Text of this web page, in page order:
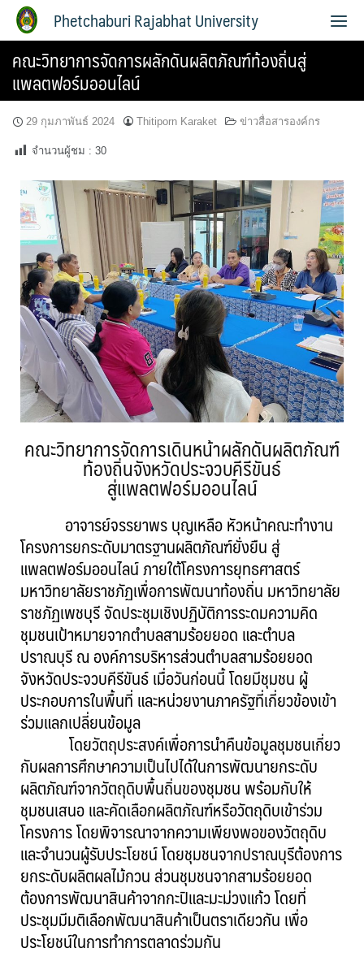
Phetchaburi Rajabhat University
คณะวิทยาการจัดการผลักดันผลิตภัณฑ์ท้องถิ่นสู่
แพลตฟอร์มออนไลน์
29 กุมภาพันธ์ 2024 Thitiporn Karaket ข่าวสื่อสารองค์กร
จำนวนผู้ชม : 30
คณะวิทยาการจัดการเดินหน้าผลักดันผลิตภัณฑ์
ท้องถิ่นจังหวัดประจวบคีรีขันธ์
สู่แพลตฟอร์มออนไลน์
อาจารย์จรรยาพร บุญเหลือ หัวหน้าคณะทำงาน
โครงการยกระดับมาตรฐานผลิตภัณฑ์ยั่งยืน สู่
แพลตฟอร์มออนไลน์ ภายใต้โครงการยุทธศาสตร์
มหาวิทยาลัยราชภัฏเพื่อการพัฒนาท้องถิ่น มหาวิทยาลัย
ราชภัฏเพชบุรี จัดประชุมเชิงปฏิบัติการระดมความคิด
ชุมชนเป้าหมายจากตำบลสามร้อยยอด และตำบล
ปราณบุรี ณ องค์การบริหารส่วนตำบลสามร้อยยอด
จังหวัดประจวบคีรีขันธ์ เมื่อวันก่อนนี้ โดยมีชุมชน ผู้
ประกอบการในพื้นที่ และหน่วยงานภาครัฐที่เกี่ยวข้องเข้า
ร่วมแลกเปลี่ยนข้อมูล
โดยวัตถุประสงค์เพื่อการนำคืนข้อมูลชุมชนเกี่ยว
กับผลการศึกษาความเป็นไปได้ในการพัฒนายกระดับ
ผลิตภัณฑ์จากวัตถุดิบพื้นถิ่นของชุมชน พร้อมกับให้
ชุมชนเสนอ และคัดเลือกผลิตภัณฑ์หรือวัตถุดิบเข้าร่วม
โครงการ โดยพิจารณาจากความเพียงพอของวัตถุดิบ
และจำนวนผู้รับประโยชน์ โดยชุมชนจากปราณบุรีต้องการ
ยกระดับผลิตผลไม้กวน ส่วนชุมชนจากสามร้อยยอด
ต้องการพัฒนาสินค้าจากกะปิและมะม่วงแก้ว โดยที่
ประชุมมีมติเลือกพัฒนาสินค้าเป็นตราเดียวกัน เพื่อ
ประโยชน์ในการทำการตลาดร่วมกัน